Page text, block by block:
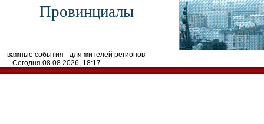
Провинциалы
важные события - для жителей регионов
Сегодня 08.08.2026, 18:17